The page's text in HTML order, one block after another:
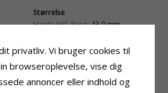
Størrelse
Højde Inkl. Krog:43,0 mm
privatliv. Vi bruger cookies til
browseroplevelse, vise dig
annoncer eller indhold og